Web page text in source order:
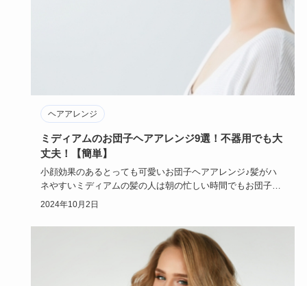
ヘアアレンジ
ミディアムのお団子ヘアアレンジ9選！不器用でも大
丈夫！【簡単】
小顔効果のあるとっても可愛いお団子ヘアアレンジ♪髪がハ
ネやすいミディアムの髪の人は朝の忙しい時間でもお団子ア
レンジさえ出来…
2024年10月2日